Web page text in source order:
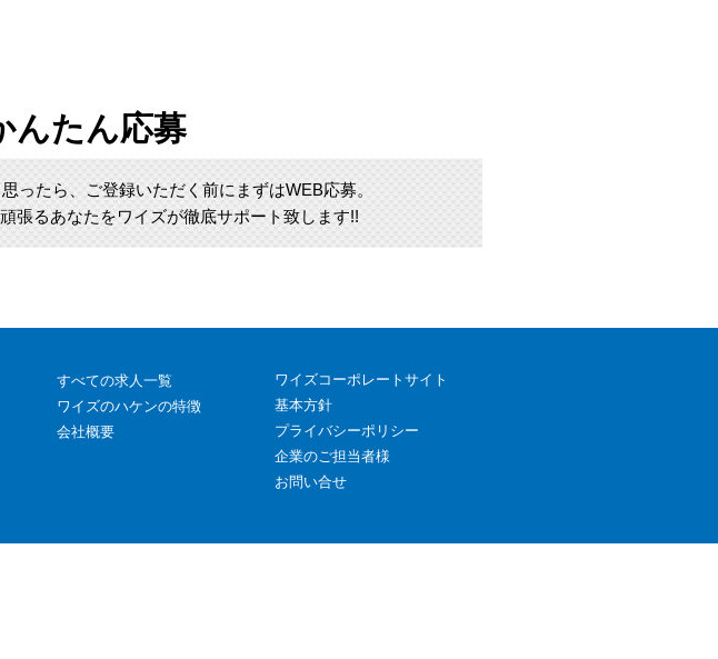
んたん応募
ったら、ご登録いただく前にまずはWEB応募。
張るあなたをワイズが徹底サポート致します!!
すべての求人一覧
ワイズのハケンの特徴
会社概要
ワイズコーポレートサイト
基本方針
プライバシーポリシー
企業のご担当者様
お問い合せ